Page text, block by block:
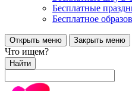
Бесплатные
Бесплатное
Открыть меню Закрыть меню
Что ищем?
Найти